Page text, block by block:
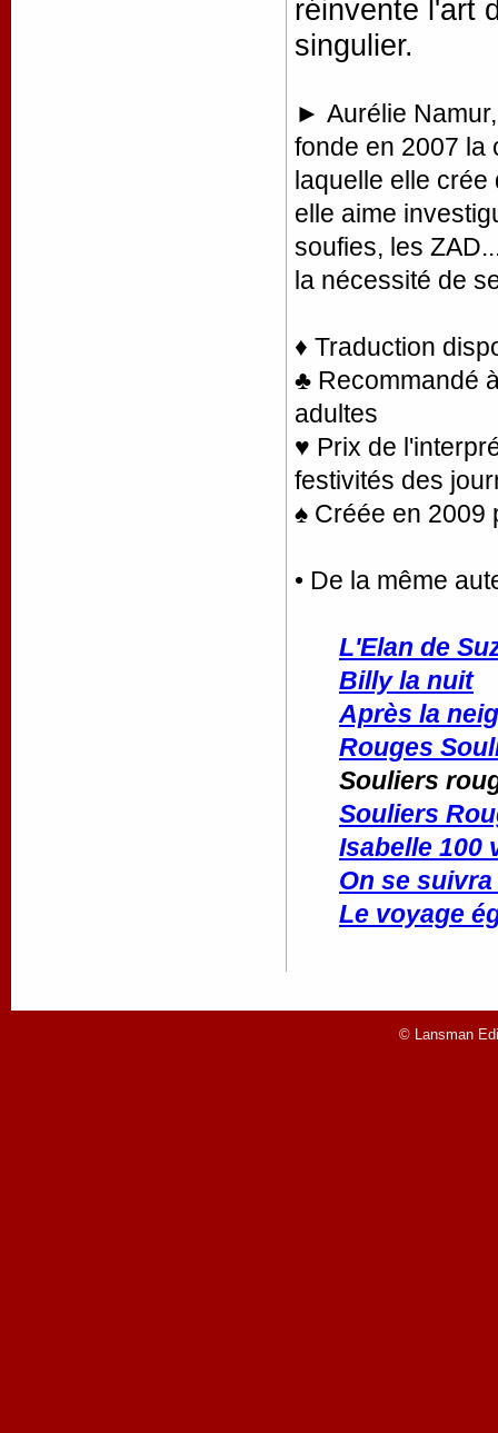
réinvente l'art
singulier.
► Aurélie
fonde en 2007
laquelle elle
elle aime
soufies, les
la nécessité de
♦ Traduction
♣ Recommandé
adultes
♥ Prix de
festivités des
♠ Créée en 2009
• De la même
L'Elan de
Billy la nuit
Après la
Rouges
Souliers
Souliers
Isabelle 100
On se
Le voyage
© Lansman